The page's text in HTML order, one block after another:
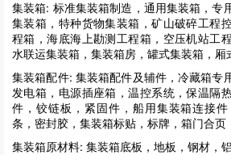
集装箱: 标准集装箱制造，通用集装箱，专
集装箱，特种货物集装箱，矿山破碎工程
程箱，海底海上勘测工程箱，空压机站工
水联运集装箱，集装箱房，罐式集装箱，厢
集装箱配件: 集装箱配件及辅件，冷藏箱专
发电箱，电源插座箱，温控系统，保温隔
件，铰链板，紧固件，船用集装箱连接
条，密封胶，集装箱标贴，标牌，箱门合页
集装箱原材料: 集装箱底板，地板，钢材，